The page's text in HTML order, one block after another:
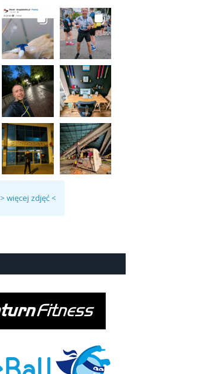
> więcej zdjęć <